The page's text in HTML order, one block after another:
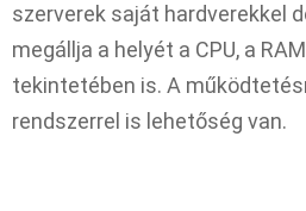
szerverek saját hardverekkel
megállja a helyét a CPU, a
tekintetében is. A
rendszerrel is lehetőség van.